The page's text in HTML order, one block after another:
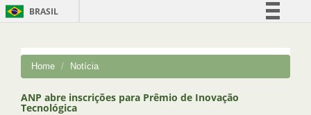
BRASIL
Comunica BR
Acesso à informação
Home Notícia
ANP abre inscrições para Prêmio de Inovação
Tecnológica